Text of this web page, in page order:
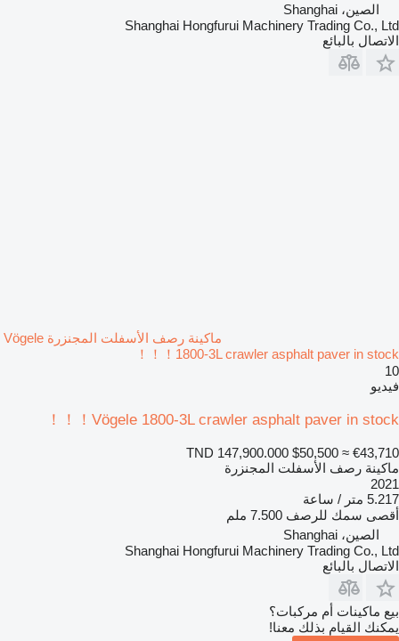
الصين، Shanghai
Shanghai Hongfurui Machinery Trading Co., Ltd
الاتصال بالبائع
ماكينة رصف الأسفلت المجنزرة Vögele
1800-3L crawler asphalt paver in stock！！！
10
فيديو
Vögele 1800-3L crawler asphalt paver in stock！！！
TND 147,900.000 $50,500 ≈ €43,710
ماكينة رصف الأسفلت المجنزرة
2021
5.217 متر / ساعة
أقصى سمك للرصف 7.500 ملم
الصين، Shanghai
Shanghai Hongfurui Machinery Trading Co., Ltd
الاتصال بالبائع
بيع ماكينات أم مركبات؟
يمكنك القيام بذلك معنا!